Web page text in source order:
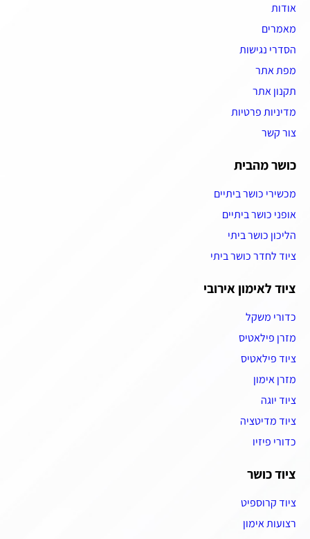
אודות
מאמרים
הסדרי נגישות
מפת אתר
תקנון אתר
מדיניות פרטיות
צור קשר
כושר מהבית
מכשירי כושר ביתיים
אופני כושר ביתיים
הליכון כושר ביתי
ציוד לחדר כושר ביתי
ציוד לאימון אירובי
כדורי משקל
מזרן פילאטיס
ציוד פילאטיס
מזרן אימון
ציוד יוגה
ציוד מדיטציה
כדורי פיזיו
ציוד כושר
ציוד קרוספיט
רצועות אימון